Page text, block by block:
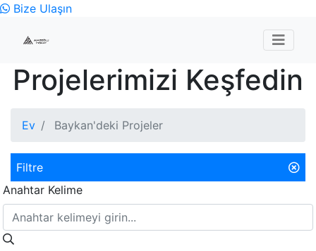
Bize Ulaşın
Projelerimizi Keşfedin
Ev Baykan'deki Projeler
Filtre
Anahtar Kelime